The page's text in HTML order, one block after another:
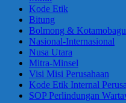
Kode Etik
Bitung
Bolmong & Kotamobagu
Nasional-Internasional
Nusa Utara
Mitra-Minsel
Visi Misi Perusahaan
Kode Etik Internal
SOP Perlindungan